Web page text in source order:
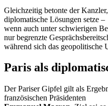
Gleichzeitig betonte der
diplomatische Lösungen setze –
wenn auch unter schwierigen
nur begrenzte
während sich das geopolitische
Paris als
Der Pariser Gipfel gilt als
französischen Präsidenten